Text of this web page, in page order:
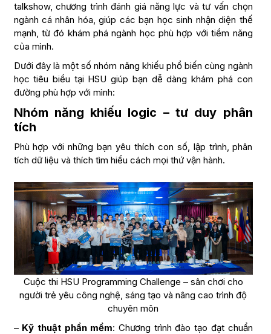
talkshow, chương trình đánh giá năng lực và tư vấn chọn
ngành cá nhân hóa, giúp các bạn học sinh nhận diện thế
mạnh, từ đó khám phá ngành học phù hợp với tiềm năng
của mình.
Dưới đây là một số nhóm năng khiếu phổ biến cùng ngành
học tiêu biểu tại HSU giúp bạn dễ dàng khám phá con
đường phù hợp với mình:
Nhóm năng khiếu logic – tư duy phân
tích
Phù hợp với những bạn yêu thích con số, lập trình, phân
tích dữ liệu và thích tìm hiểu cách mọi thứ vận hành.
Cuộc thi HSU Programming Challenge – sân chơi cho
người trẻ yêu công nghệ, sáng tạo và nâng cao trình độ
chuyên môn
– Kỹ thuật phần mềm: Chương trình đào tạo đạt chuẩn